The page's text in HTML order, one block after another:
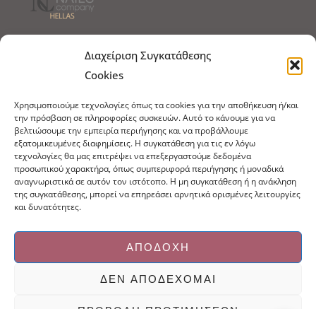
Διαχείριση Συγκατάθεσης
Cookies
Χρησιμοποιούμε τεχνολογίες όπως τα cookies για την αποθήκευση ή/και
την πρόσβαση σε πληροφορίες συσκευών. Αυτό το κάνουμε για να
βελτιώσουμε την εμπειρία περιήγησης και να προβάλλουμε
εξατομικευμένες διαφημίσεις. Η συγκατάθεση για τις εν λόγω
τεχνολογίες θα μας επιτρέψει να επεξεργαστούμε δεδομένα
προσωπικού χαρακτήρα, όπως συμπεριφορά περιήγησης ή μοναδικά
αναγνωριστικά σε αυτόν τον ιστότοπο. Η μη συγκατάθεση ή η ανάκληση
της συγκατάθεσης, μπορεί να επηρεάσει αρνητικά ορισμένες λειτουργίες
και δυνατότητες.
ΑΠΟΔΟΧΉ
ΔΕΝ ΑΠΟΔΈΧΟΜΑΙ
Τρόποι Παραγγελίας
Πολιτική Cookies
Εμπόριο Ειδών Ονυχοπλαστικής, Καλλωπισμού
άκρων και αξεσουάρ
τηλ: 213-0415386
info@ncnails.gr